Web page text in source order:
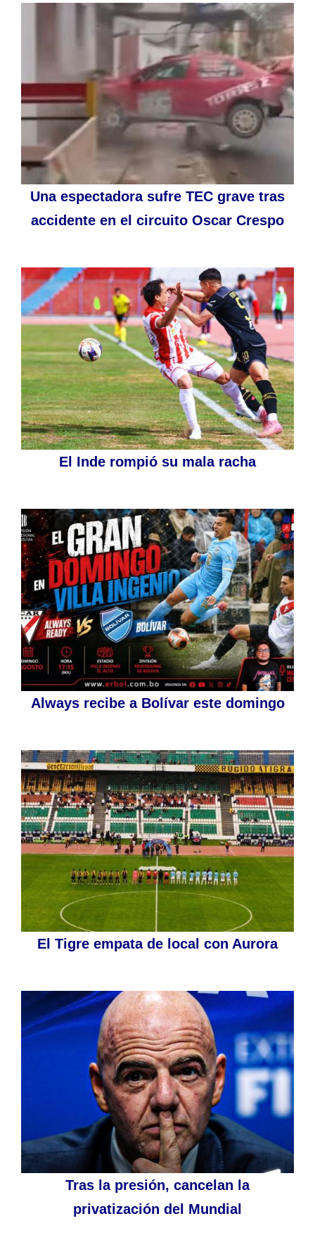
Una espectadora sufre TEC grave tras
accidente en el circuito Oscar Crespo
El Inde rompió su mala racha
Always recibe a Bolívar este domingo
El Tigre empata de local con Aurora
Tras la presión, cancelan la
privatización del Mundial